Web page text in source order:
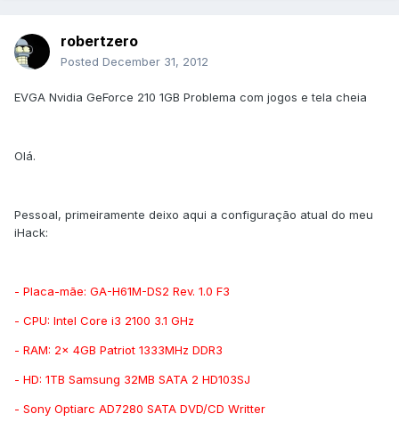
robertzero
Posted December 31, 2012
EVGA Nvidia GeForce 210 1GB Problema com jogos e tela cheia
Olá.
Pessoal, primeiramente deixo aqui a configuração atual do meu
iHack:
- Placa-mãe: GA-H61M-DS2 Rev. 1.0 F3
- CPU: Intel Core i3 2100 3.1 GHz
- RAM: 2x 4GB Patriot 1333MHz DDR3
- HD: 1TB Samsung 32MB SATA 2 HD103SJ
- Sony Optiarc AD7280 SATA DVD/CD Writter